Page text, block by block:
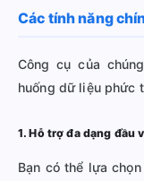
Các tính năng
Công cụ của
huống dữ liệu phức
1. Hỗ trợ đa dạng đầu
Bạn có thể lựa